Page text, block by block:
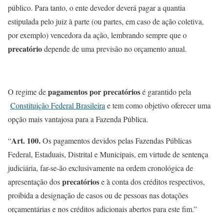
público. Para tanto, o ente devedor deverá pagar a quantia
estipulada pelo juiz à parte (ou partes, em caso de ação coletiva,
por exemplo) vencedora da ação, lembrando sempre que o
precatóriodepende de uma previsão no orçamento anual.
O regime depagamentos porprecatóriosé garantido pela
Constituição Federal Brasileira e tem como objetivo oferecer uma
opção mais vantajosa para a Fazenda Pública.
“Art. 100.Os pagamentos devidos pelas Fazendas Públicas
Federal, Estaduais, Distrital e Municipais, em virtude de sentença
judiciária, far-se-ão exclusivamente na ordem cronológica de
apresentação dosprecatóriose à conta dos créditos respectivos,
proibida a designação de casos ou de pessoas nas dotações
orçamentárias e nos créditos adicionais abertos para este fim.”